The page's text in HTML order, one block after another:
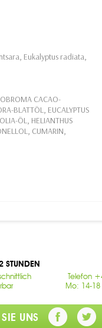
Eukalyptus radiata,
CACAO-
BLATTÖL, EUCALYPTUS
ÖL, HELIANTHUS
CUMARIN,
STUNDEN
Telefon
Mo: 14-18
UNS